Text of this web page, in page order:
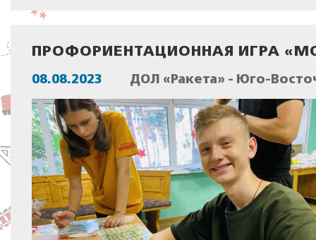
ПРОФОРИЕНТАЦИОННАЯ ИГРА
08.08.2023 ДОЛ «Ракета» - Юго-